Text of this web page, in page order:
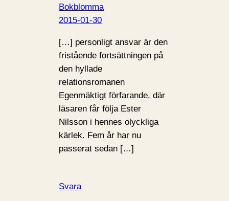
Bokblomma
2015-01-30
[…] personligt ansvar är den
fristående fortsättningen på
den hyllade
relationsromanen
Egenmäktigt förfarande, där
läsaren får följa Ester
Nilsson i hennes olyckliga
kärlek. Fem år har nu
passerat sedan […]
Svara